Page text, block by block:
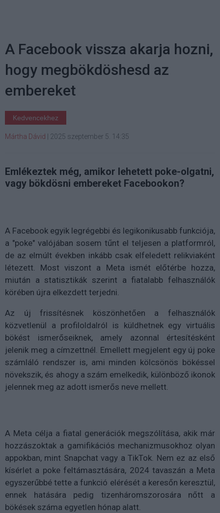
A Facebook vissza akarja hozni,
hogy megbökdöshesd az
embereket
Kedvencekhez
Mártha Dávid 2025 szeptember 5. 14:35
Emlékeztek még, amikor lehetett poke-olgatni,
vagy bökdösni embereket Facebookon?
A Facebook egyik legrégebbi és legikonikusabb funkciója,
a "poke" valójában sosem tűnt el teljesen a platformról,
de az elmúlt években inkább csak elfeledett relikviaként
létezett. Most viszont a Meta ismét előtérbe hozza,
miután a statisztikák szerint a fiatalabb felhasználók
körében újra elkezdett terjedni.
Az új frissítésnek köszönhetően a felhasználók
közvetlenül a profiloldalról is küldhetnek egy virtuális
bökést ismerőseiknek, amely azonnal értesítésként
jelenik meg a címzettnél. Emellett megjelent egy új poke
számláló rendszer is, ami minden kölcsönös bökéssel
növekszik, és ahogy a szám emelkedik, különböző ikonok
jelennek meg az adott ismerős neve mellett.
A Meta célja a fiatal generációk megszólítása, akik már
hozzászoktak a gamifikációs mechanizmusokhoz olyan
appokban, mint Snapchat vagy a TikTok. Nem ez az első
kísérlet a poke feltámasztására, 2024 tavaszán a Meta
egyszerűbbé tette a funkció elérését a keresőn keresztül,
ennek hatására pedig tizenháromszorosára nőtt a
bökések száma egyetlen hónap alatt.